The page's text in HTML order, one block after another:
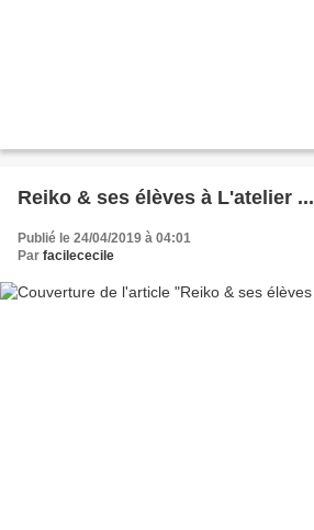
Reiko & ses élèves à L'atelier ...
Publié le 24/04/2019 à 04:01
Par facilececile